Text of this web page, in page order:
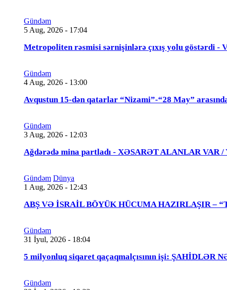
Gündəm
5 Aug, 2026 - 17:04
Metropoliten rəsmisi sərnişinlərə çıxış yolu göstərdi -
Gündəm
4 Aug, 2026 - 13:00
Avqustun 15-dən qatarlar “Nizami”-“28 May”
Gündəm
3 Aug, 2026 - 12:03
Ağdərədə mina partladı - XƏSARƏT ALANLAR VAR
Gündəm Dünya
1 Aug, 2026 - 12:43
ABŞ VƏ İSRAİL BÖYÜK HÜCUMA HAZIRLAŞIR –
Gündəm
31 İyul, 2026 - 18:04
5 milyonluq siqaret qaçaqmalçısının işi: ŞAHİDLƏR
Gündəm